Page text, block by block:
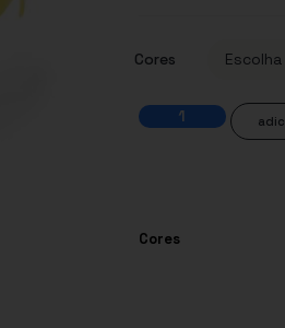
Cores
Cores